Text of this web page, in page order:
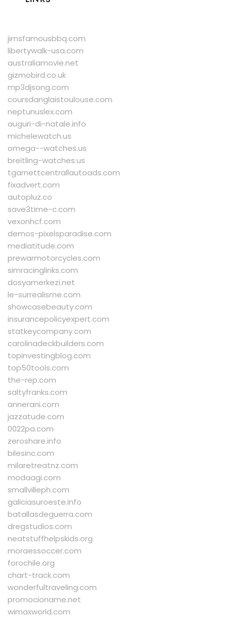
jimsfamousbbq.com
libertywalk-usa.com
australiamovie.net
gizmobird.co.uk
mp3djsong.com
coursdanglaistoulouse.com
neptunuslex.com
auguri-di-natale.info
michelewatch.us
omega--watches.us
breitling-watches.us
tgarnettcentrallautoads.com
fixadvert.com
autopluz.co
save3time-c.com
vexonhcf.com
demos-pixelsparadise.com
mediatitude.com
prewarmotorcycles.com
simracinglinks.com
dosyamerkezi.net
le-surrealisme.com
showcasebeauty.com
insurancepolicyexpert.com
statkeycompany.com
carolinadeckbuilders.com
topinvestingblog.com
top50tools.com
the-rep.com
saltyfranks.com
annerani.com
jazzatude.com
0022pa.com
zeroshare.info
bilesinc.com
milaretreatnz.com
modaagi.com
smallvilleph.com
galiciasuroeste.info
batallasdeguerra.com
dregstudios.com
neatstuffhelpskids.org
moraessoccer.com
forochile.org
chart-track.com
wonderfultraveling.com
promocioname.net
wimaxworld.com